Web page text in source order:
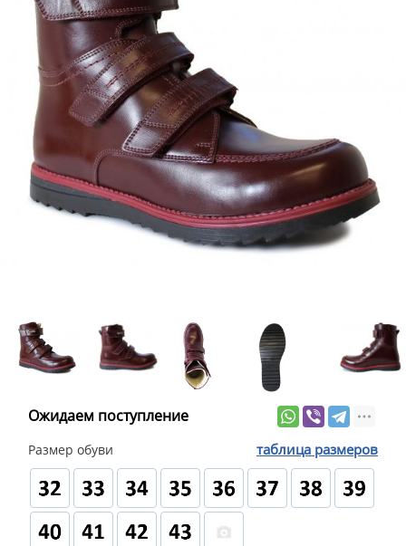
Ожидаем поступление
Размер обуви таблица размеров